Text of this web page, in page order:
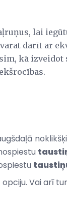
lai
darīt ar
kā
opciju. Vai arī